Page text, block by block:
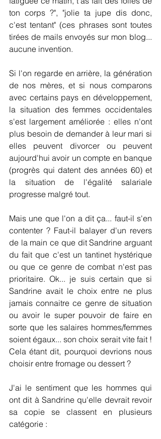
ton corps ?", "jolie ta jupe dis donc,
c'est tentant" (ces phrases sont toutes
tirées de mails envoyés sur mon blog...
aucune invention.
Si l'on regarde en arrière, la génération
de nos mères, et si nous comparons
avec certains pays en développement,
la situation des femmes occidentales
s'est largement améliorée : elles n'ont
plus besoin de demander à leur mari si
elles peuvent divorcer ou peuvent
aujourd'hui avoir un compte en banque
(progrès qui datent des années 60) et
la situation de l'égalité salariale
progresse malgré tout.
Mais une que l'on a dit ça... faut-il s'en
contenter ? Faut-il balayer d'un revers
de la main ce que dit Sandrine arguant
du fait que c'est un tantinet hystérique
ou que ce genre de combat n'est pas
prioritaire. Ok... je suis certain que si
Sandrine avait le choix entre ne plus
jamais connaitre ce genre de situation
ou avoir le super pouvoir de faire en
sorte que les salaires hommes/femmes
soient égaux... son choix serait vite fait !
Cela étant dit, pourquoi devrions nous
choisir entre fromage ou dessert ?
J'ai le sentiment que les hommes qui
ont dit à Sandrine qu'elle devrait revoir
sa copie se classent en plusieurs
catégorie :